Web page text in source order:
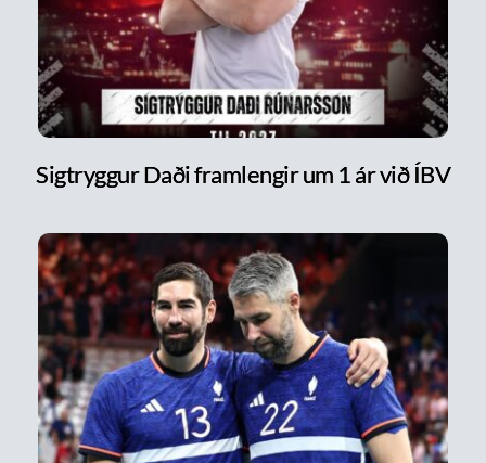
Sigtryggur Daði framlengir um 1 ár við ÍBV